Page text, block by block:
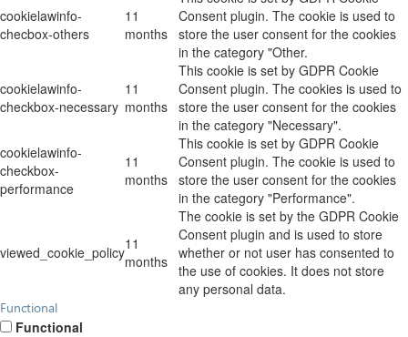
cookielawinfo-
checbox-others
11
months
Consent plugin. The cookie is used to
store the user consent for the cookies
in the category "Other.
cookielawinfo-
checkbox-necessary
11
months
This cookie is set by GDPR Cookie
Consent plugin. The cookies is used to
store the user consent for the cookies
in the category "Necessary".
cookielawinfo-
checkbox-
performance
11
months
This cookie is set by GDPR Cookie
Consent plugin. The cookie is used to
store the user consent for the cookies
in the category "Performance".
viewed_cookie_policy11
months
The cookie is set by the GDPR Cookie
Consent plugin and is used to store
whether or not user has consented to
the use of cookies. It does not store
any personal data.
Functional
Functional